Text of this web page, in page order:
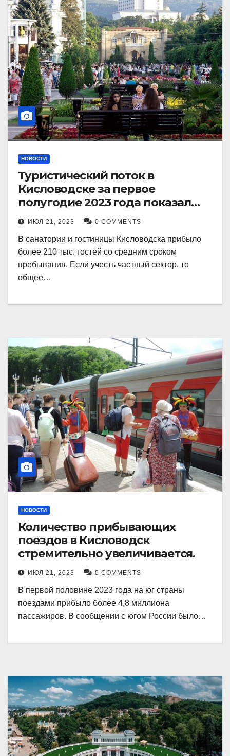
НОВОСТИ
Туристический поток в
Кисловодске за первое
полугодие 2023 года показал
рекордный рост в 21 процент.
ИЮЛ 21, 2023 0 COMMENTS
В санатории и гостиницы Кисловодска прибыло
более 210 тыс. гостей со средним сроком
пребывания. Если учесть частный сектор, то
общее…
НОВОСТИ
Количество прибывающих
поездов в Кисловодск
стремительно увеличивается.
ИЮЛ 21, 2023 0 COMMENTS
В первой половине 2023 года на юг страны
поездами прибыло более 4,8 миллиона
пассажиров. В сообщении с югом России было…